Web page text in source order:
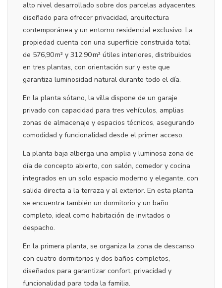
alto nivel desarrollado sobre dos parcelas adyacentes,
diseñado para ofrecer privacidad, arquitectura
contemporánea y un entorno residencial exclusivo. La
propiedad cuenta con una superficie construida total
de 576,90 m² y 312,90 m² útiles interiores, distribuidos
en tres plantas, con orientación sur y este que
garantiza luminosidad natural durante todo el día.
En la planta sótano, la villa dispone de un garaje
privado con capacidad para tres vehículos, amplias
zonas de almacenaje y espacios técnicos, asegurando
comodidad y funcionalidad desde el primer acceso.
La planta baja alberga una amplia y luminosa zona de
día de concepto abierto, con salón, comedor y cocina
integrados en un solo espacio moderno y elegante, con
salida directa a la terraza y al exterior. En esta planta
se encuentra también un dormitorio y un baño
completo, ideal como habitación de invitados o
despacho.
En la primera planta, se organiza la zona de descanso
con cuatro dormitorios y dos baños completos,
diseñados para garantizar confort, privacidad y
funcionalidad para toda la familia.